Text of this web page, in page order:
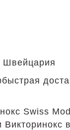
Швейцария
Swiss